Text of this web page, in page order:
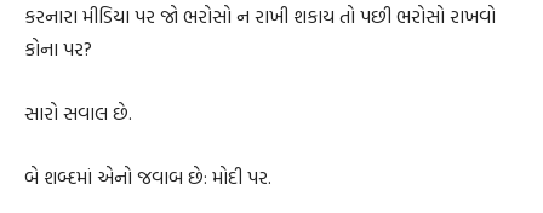
કરનારા મીડિયા પર જો ભરોસો ન રાખી શકાય તો પછી ભરોસો રાખવો
કોના પર?
સારો સવાલ છે.
બે શબ્દમાં એનો જવાબ છે: મોદી પર.